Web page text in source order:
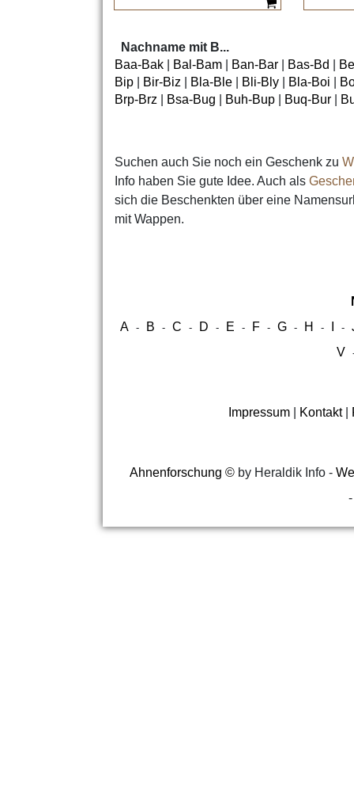
Nachname mit B...
Baa-Bak
Bal-Bam Ban-Bar Bas-Bd
Bip
Bir-Biz Bla-Ble Bli-Bly Bla-Boi
Brp-Brz
Bsa-Bug Buh-Bup Buq-Bur
Suchen auch Sie noch ein Geschenk zu
Info haben Sie gute Idee. Auch als
sich die Beschenkten über eine
mit Wappen.
A - B - C - D - E - F - G - H - -
V
Impressum Kontakt|
Ahnenforschung ©by Heraldik Info -